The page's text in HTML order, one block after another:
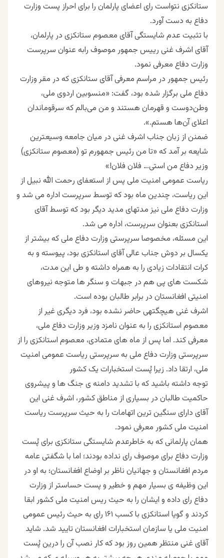
ستانکزی نتواست رای اعضای پارلمان را برای احراز پست وزارت
دفاع به دست آورد.
با تثبیت عدم شایستگی آقای معصوم ستانکزی در پارلمان،
آقای اشرف غنی رییس جمهور موصوف رابه عنوان سرپرست
وزارت دفاع معرفی نمود.
رئیس جمهور در مراسم معرفی آقای ستانکزی که در مقر وزارت
دفاع ملی برگزار شده بود، گفت: «منسوبین اردوی ملی،
وطن‌دوست و قهرمان هستند و من می‌بالم که سرقوماندان
اعلای آن‌ها هستم.».
ضمنن از زبان جناب اشرف غنی در میان جامعه وسیعترین
شایعه بر آمد که «تا من رئیس جمهورم تو (معصوم ستانکزی)
وزیر دفاع من استی… فلان فلان!»
ریاست عمومی امنیت ملی پس از استعفای رحمت الله نبیل از
این ریاست، چندین ماه بود که توسط سرپرست اداره می شد و
وزارت دفاع ملی نیز مدتهای مدید دیگر بود که توسط آقای
استانکزی بعنوان سرپرست، اداره می شد.
این مسئله، مخصوصا سرپرستی وزارت دفاع ملی که بیشتر از
یکسال بر دوش جناب عالی آقای استانکزی بود، پیوسته و به
کرات انتقادات زیادی را به همراه داشته و طی این مدت،
شکست های پی هم در جبهات و سنگر ها متوجه نیروهای
امنیتی افغانستان در برابر طالبان بوده است.
اشرف غنی هیچگتهی حاضر نشده بود، فرد دیگری غیر از
معصوم استانکزی را به عنوان نامزد وزیر وزارت دفاع ملی،
معرفی کند. اما پس از ماه های متمادی، معصوم استانکزی را از
سرپرستی وزارت دفاع ملی به سرپرستی ریاست عمومی امنیت
ملی، ارتقا داد. زیرا پُست استخبارات یک کشور
توجه داشته باشید که با تشدید دامنه ی جنگ ها و پیشروی
حاکمیت طالبان در بسیاری از مناطق کشور، اشرف غنی این
آقای دارای سنگین ترین اتهامات را به حیث سرپرست ریاست
امنیت ملی کشور معرفی نمود.
همان پارلمانی که به خاطرعدم شایستگی ستانکزی برای پُست
وزارت دفاع برای موصوف رای نداده بودند؛ اما با شگفتی عامه
مردم افغانستان و جهانیان ناظر بر اوضاع افغانستان؛ به او در
این وظیفه ی بسیار مهم و خطیر و پست حساستر از وزارت
دفاع رای داده و ایشان را به حیث ریس امنیت ملی کشور ابقا
کردند و گویا استانکزی با کسب ۱۶۱ رای به حیث رئیس عمومی
امنیت ملی یا سازمان استخبارات افغانستان تایید شد. شاید
آقای غنی منتظر همین روز بود که کار نصب آن را درین پُست